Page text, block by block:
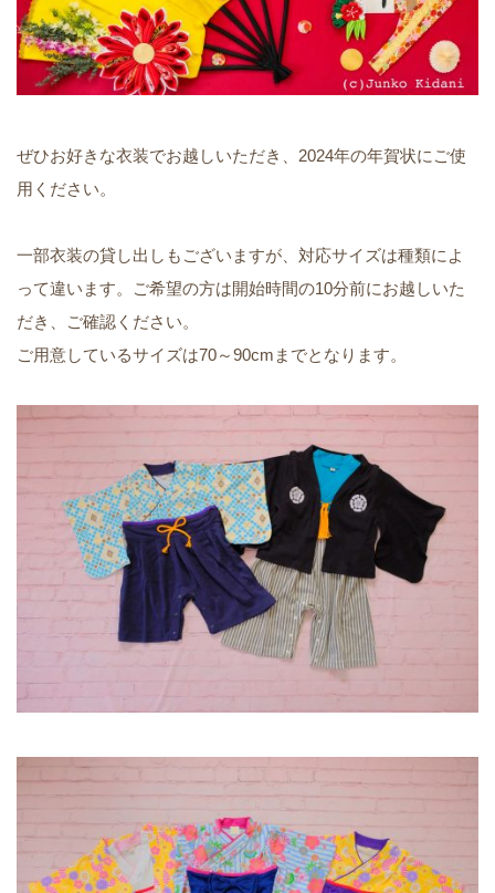
ぜひお好きな衣装でお越しいただき、2024年の年賀状にご使
用ください。
一部衣装の貸し出しもございますが、対応サイズは種類によ
って違います。ご希望の方は開始時間の10分前にお越しいた
だき、ご確認ください。
ご用意しているサイズは70～90cmまでとなります。